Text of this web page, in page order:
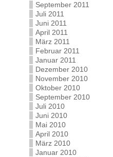
September 2011
Juli 2011
Juni 2011
April 2011
März 2011
Februar 2011
Januar 2011
Dezember 2010
November 2010
Oktober 2010
September 2010
Juli 2010
Juni 2010
Mai 2010
April 2010
März 2010
Januar 2010